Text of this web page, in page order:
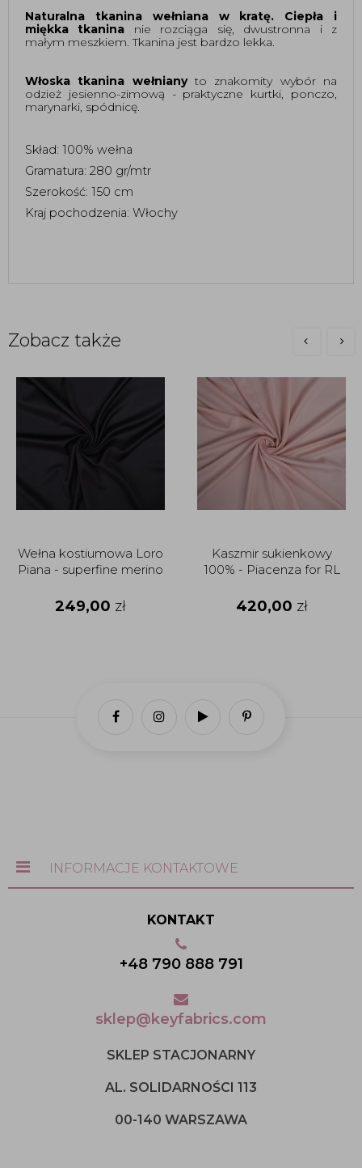
Naturalna tkanina wełniana w kratę. Ciepła i
miękka tkanina
nie rozciąga się, dwustronna i z
małym meszkiem. Tkanina jest bardzo lekka.
Włoska tkanina wełniany to znakomity wybór na
odzież jesienno-zimową - praktyczne kurtki, ponczo,
marynarki, spódnicę.
Skład: 100% wełna
Gramatura: 280 gr/mtr
Szerokość: 150 cm
Kraj pochodzenia: Włochy
Zobacz także
Wełna kostiumowa Loro
Piana - superfine merino
249,00 zł
Kaszmir sukienkowy
100% - Piacenza for RL
420,00 zł
INFORMACJE KONTAKTOWE
KONTAKT
+48 790 888 791
sklep@keyfabrics.com
SKLEP STACJONARNY
AL. SOLIDARNOŚCI 113
00-140 WARSZAWA